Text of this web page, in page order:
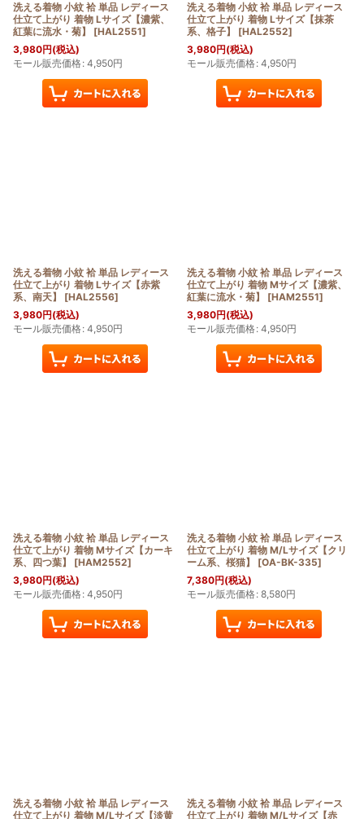
洗える着物 小紋 袷 単品 レディース
仕立て上がり 着物 Lサイズ【濃紫、
紅葉に流水・菊】
[HAL2551]
3,980円(税込)
モール販売価格: 4,950円
洗える着物 小紋 袷 単品 レディース
仕立て上がり 着物 Lサイズ【抹茶
系、格子】
[HAL2552]
3,980円(税込)
モール販売価格: 4,950円
洗える着物 小紋 袷 単品 レディース
仕立て上がり 着物 Lサイズ【赤紫
系、南天】
[HAL2556]
3,980円(税込)
モール販売価格: 4,950円
洗える着物 小紋 袷 単品 レディース
仕立て上がり 着物 Mサイズ【濃紫、
紅葉に流水・菊】
[HAM2551]
3,980円(税込)
モール販売価格: 4,950円
洗える着物 小紋 袷 単品 レディース
仕立て上がり 着物 Mサイズ【カーキ
系、四つ葉】
[HAM2552]
3,980円(税込)
モール販売価格: 4,950円
洗える着物 小紋 袷 単品 レディース
仕立て上がり 着物 M/Lサイズ【クリ
ーム系、桜猫】
[OA-BK-335]
7,380円(税込)
モール販売価格: 8,580円
洗える着物 小紋 袷 単品 レディース
仕立て上がり 着物 M/Lサイズ【淡黄
洗える着物 小紋 袷 単品 レディース
仕立て上がり 着物 M/Lサイズ【赤